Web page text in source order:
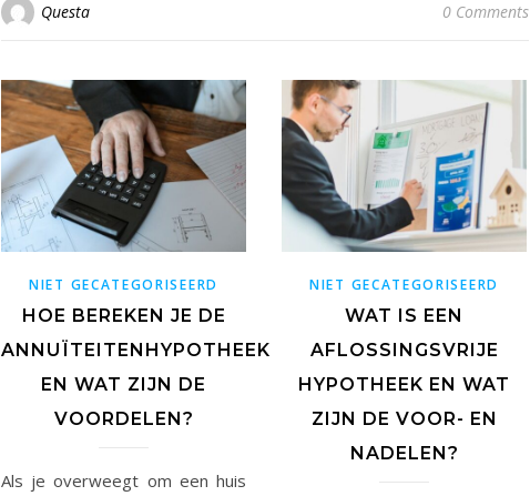
Questa 0 Comments
NIET GECATEGORISEERD
HOE BEREKEN JE DE
ANNUÏTEITENHYPOTHEEK
EN WAT ZIJN DE
VOORDELEN?
Als je overweegt om een huis
NIET GECATEGORISEERD
WAT IS EEN
AFLOSSINGSVRIJE
HYPOTHEEK EN WAT
ZIJN DE VOOR- EN
NADELEN?